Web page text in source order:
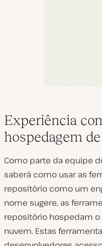
Experiência
hospedagem
Como parte da equipe
saberá como usar as
repositório como um
nome sugere, as
repositório hospedam
nuvem. Estas